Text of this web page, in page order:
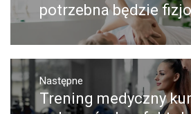
potrzebna będzie
Następne
Następny
Trening medyczny